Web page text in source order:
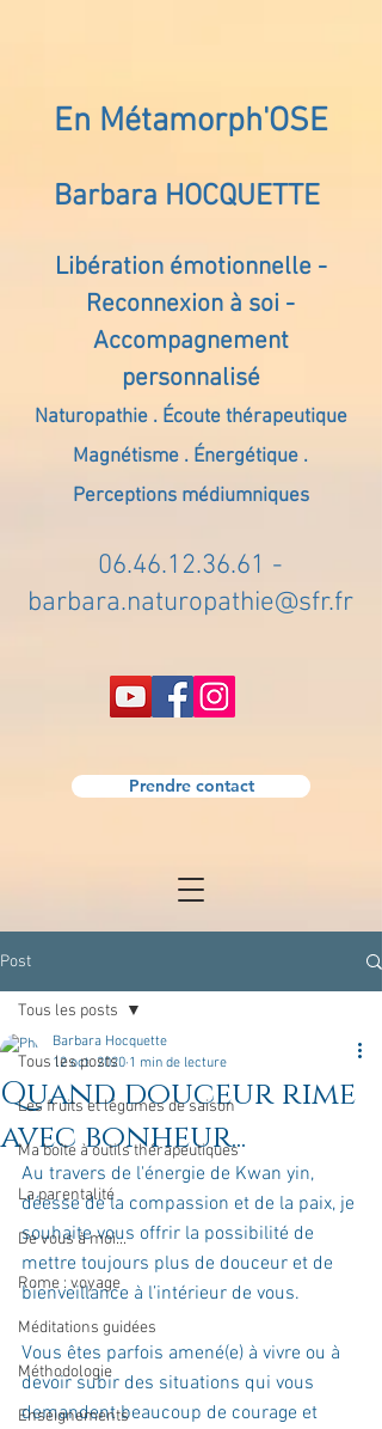
En Métamorph'OSE
Barbara HOCQUETTE
Libération émotionnelle -
Reconnexion à soi -
Accompagnement
personnalisé
Naturopathie . Écoute thérapeutique
Magnétisme . Énergétique .
Perceptions médiumniques
06.46.12.36.61 -
barbara.naturopathie@sfr.fr
Prendre contact
Post
Tous les posts
Les fruits et légumes de saison
Ma boîte à outils thérapeutiques
La parentalité
De vous à moi...
Rome : voyage
Méditations guidées
Méthodologie
Enseignements
Tous les posts
Quand douceur rime
avec bonheur...
Barbara Hocquette
12 oct. 2020 1 min de lecture
Au travers de l'énergie de Kwan yin,
déesse de la compassion et de la paix, je
souhaite vous offrir la possibilité de
mettre toujours plus de douceur et de
bienveillance à l’intérieur de vous.
Vous êtes parfois amené(e) à vivre ou à
devoir subir des situations qui vous
demandent beaucoup de courage et